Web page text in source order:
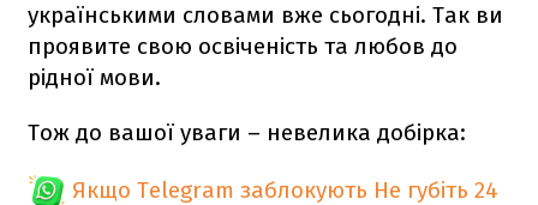
українськими словами вже сьогодні. Так ви
проявите свою освіченість та любов до
рідної мови.
Тож до вашої уваги – невелика добірка:
Якщо Telegram заблокують Не губіть 24